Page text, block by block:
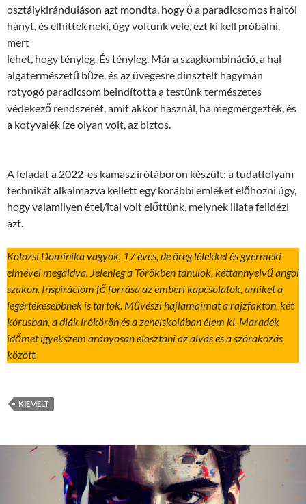
osztálykiránduláson azt mondta, hogy ő a paradicsomos haltól
hányt, és elhitték neki, úgy voltunk vele, ezt ki kell próbálni,
mert
lehet, hogy tényleg. És tényleg. Már a szagkombináció, a hal
algatermészetű bűze, és az üvegesre dinsztelt hagymán
rotyogó paradicsom beindította a testünk természetes
védekező rendszerét, amit akkor használ, ha megmérgezték, és
a kotyvalék íze olyan volt, az biztos.
A feladat a 2022-es kamasz írótáboron készült: a tudatfolyam
technikát alkalmazva kellett egy korábbi emléket előhozni úgy,
hogy valamilyen étel/ital volt előttünk, melynek illata felidézi
azt.
Kolozsi Dominika vagyok, 17 éves, de öreg lélekkel és gyermeki
elmével megáldva. Jelenleg a Törökben tanulok, kéttannyelvű angol
szakon. Inspirációm fő forrása az emberi kapcsolatok, amiket a
legértékesebbnek is tartok. Művészi hajlamaimat a rajzfakton, két
kórusban, a diák írókörön és a zeneiskolában élem ki. Maradék
időmet igyekszem arányosan elosztani az alvás és a szórakozás
között.
KIEMELT